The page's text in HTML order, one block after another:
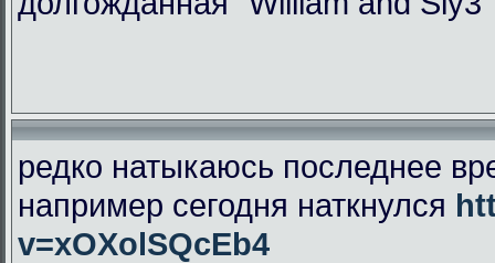
редко натыкаюсь последнее
например сегодня наткнулся
v=xOXolSQcEb4